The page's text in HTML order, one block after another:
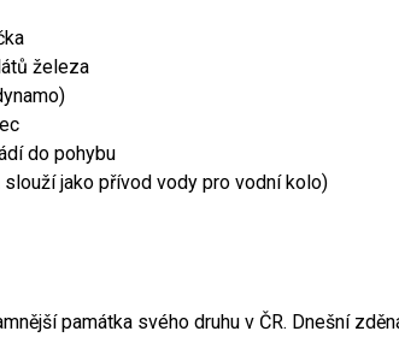
železa
do pohybu
jako přívod vody pro vodní kolo)
památka svého druhu v ČR. Dnešní